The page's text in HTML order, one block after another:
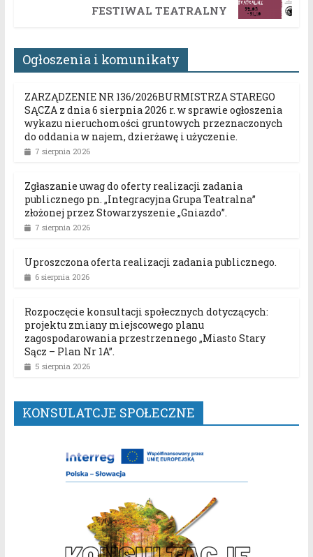
FESTIWAL TEATRALNY
Ogłoszenia i komunikaty
ZARZĄDZENIE NR 136/2026BURMISTRZA STAREGO
SĄCZA z dnia 6 sierpnia 2026 r. w sprawie ogłoszenia
wykazu nieruchomości gruntowych przeznaczonych
do oddania w najem, dzierżawę i użyczenie.
7 sierpnia 2026
Zgłaszanie uwag do oferty realizacji zadania
publicznego pn. „Integracyjna Grupa Teatralna”
złożonej przez Stowarzyszenie „Gniazdo”.
7 sierpnia 2026
Uproszczona oferta realizacji zadania publicznego.
6 sierpnia 2026
Rozpoczęcie konsultacji społecznych dotyczących:
projektu zmiany miejscowego planu
zagospodarowania przestrzennego „Miasto Stary
Sącz – Plan Nr 1A”.
5 sierpnia 2026
KONSULATCJE SPOŁECZNE